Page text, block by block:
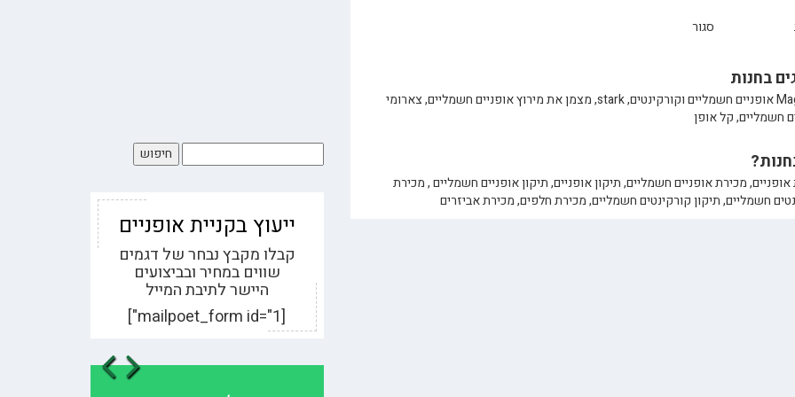
סגור
בחנות
Magnum אופניים חשמליים וקורקינטים, stark, מצמן את מירוץ אופניים חשמליים, צארומי
חשמליים, קל אופן
מכירת אופניים חשמליים, תיקון אופניים, תיקון אופניים חשמליים , מכירת
חשמליים, תיקון קורקינטים חשמליים, מכירת חלפים, מכירת אביזרים
ייעוץ בקניית אופניים
קבלו מקבץ נבחר של דגמים
שווים במחיר ובביצועים
היישר לתיבת המייל
[mailpoet_form id="1"]
Next